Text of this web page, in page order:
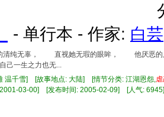
- 单行本 - 作家: 白芸
清纯无辜， 直视她无瑕的眼眸， 他厌恶的
一生之力也无...
温千雪] [故事地点: 大陆] [情节分类: 江湖恩怨, 虐
03-00] [发布时间: 2005-02-09] [人气: